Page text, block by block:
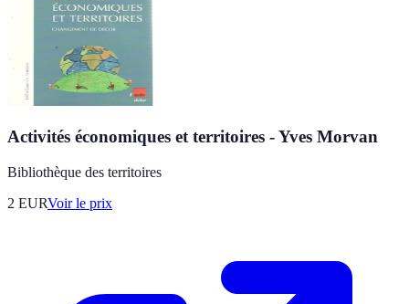
Activités économiques et territoires - Yves Morvan
Bibliothèque des territoires
2 EURVoir le prix